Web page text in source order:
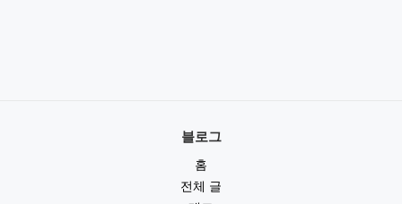
블로그
홈
전체 글